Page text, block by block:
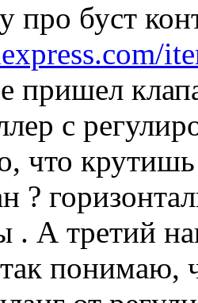
буст
пришел
с
что
?
. А третий
понимаю,